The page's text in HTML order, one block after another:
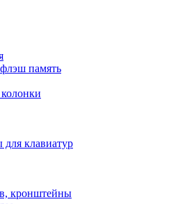
память
для клавиатур
кронштейны